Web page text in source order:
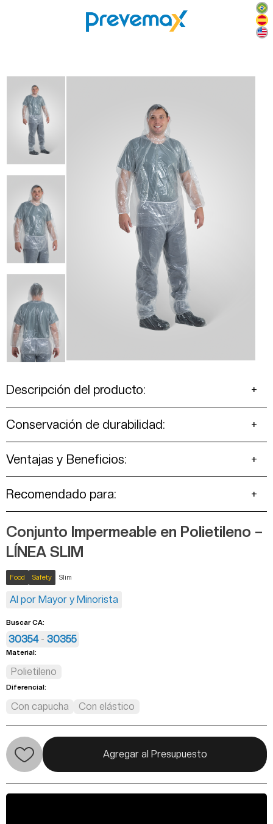
Descripción del producto:
Conservación de durabilidad:
Ventajas y Beneficios:
Recomendado para:
Conjunto Impermeable en Polietileno –
LÍNEA SLIM
Food Safety Slim
Al por Mayor y Minorista
Buscar CA:
30354- 30355
Material:
Polietileno
Diferencial:
Con capucha Con elástico
Agregar al Presupuesto